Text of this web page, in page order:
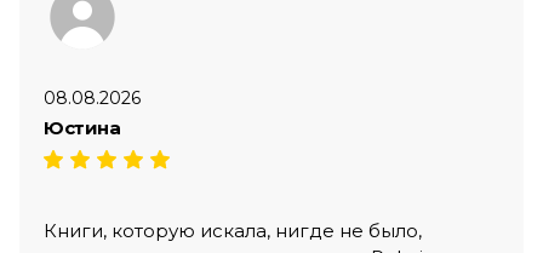
08.08.2026
Юстина
Книги, которую искала, нигде не было,